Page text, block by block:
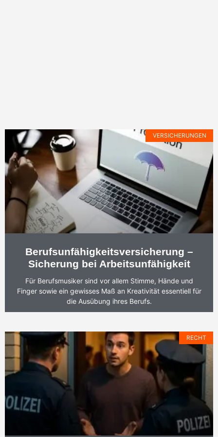
VERSICHERUNGEN
Berufsunfähigkeitsversicherung –
Sicherung bei Arbeitsunfähigkeit
Für Berufsmusiker sind vor allem Stimme, Hände und
Finger sowie ein gewisses Maß an Kreativität essentiell für
die Ausübung ihres Berufs.
RECHT